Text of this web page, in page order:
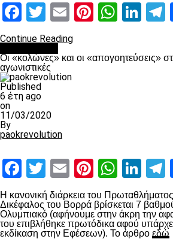
Facebook
Twitter
EmailPinterest
Continue Reading
Οι «κολώνες» και οι «απογοητεύσεις»
αγωνιστικές
Published
6 έτη ago
on
11/03/2020
By
paokrevolution
Facebook
Twitter
EmailPinterest
Η κανονική διάρκεια του
Δικέφαλος του Βορρά βρίσκεται 7
Ολυμπιακό (αφήνουμε στην άκρη την
του επιβλήθηκε πρωτόδικα αφού
εκδίκαση στην Εφέσεων). Το άρθρο εδώ